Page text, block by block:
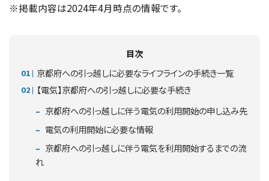
※掲載内容は2024年4月時点の情報です。
目次
京都府への引っ越しに必要なライフラインの手続き一覧
【電気】京都府への引っ越しに必要な手続き
京都府への引っ越しに伴う電気の利用開始の申し込み先
電気の利用開始に必要な情報
京都府への引っ越しに伴う電気を利用開始するまでの流
れ